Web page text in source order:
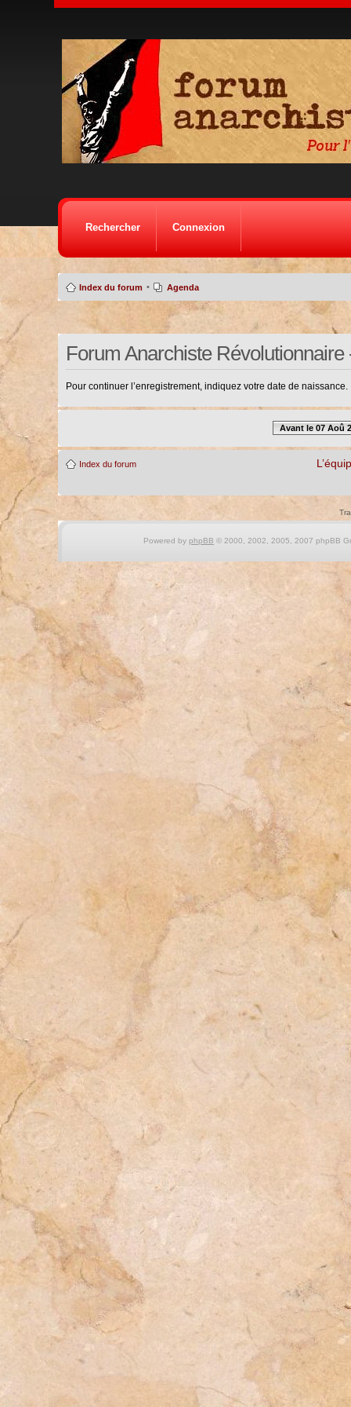
Rechercher Connexion
Index du forum • Agenda
Forum Anarchiste
Pour continuer l’enregistrement, indiquez votre date de naissance.
Avant le 07 Aoû
Index du forum
Powered by phpBB © 2000, 2002, 2005, 2007 phpBB